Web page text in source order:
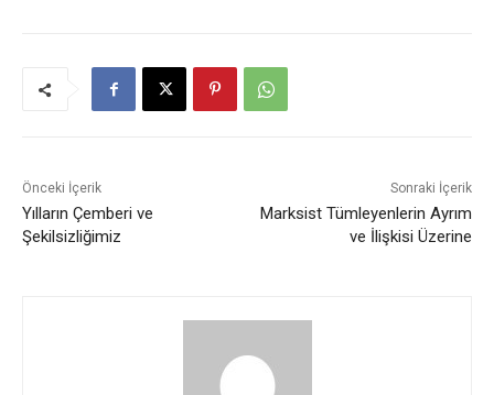
Önceki İçerik
Yılların Çemberi ve
Şekilsizliğimiz
Sonraki İçerik
Marksist Tümleyenlerin Ayrım
ve İlişkisi Üzerine